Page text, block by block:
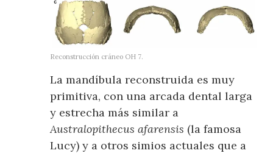
Reconstrucción cráneo OH 7.
La mandíbula reconstruida es muy
primitiva, con una arcada dental larga
y estrecha más similar a
Australopithecus afarensis (la famosa
Lucy) y a otros simios actuales que a